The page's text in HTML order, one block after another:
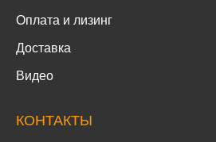
Оплата и лизинг
Доставка
Видео
КОНТАКТЫ